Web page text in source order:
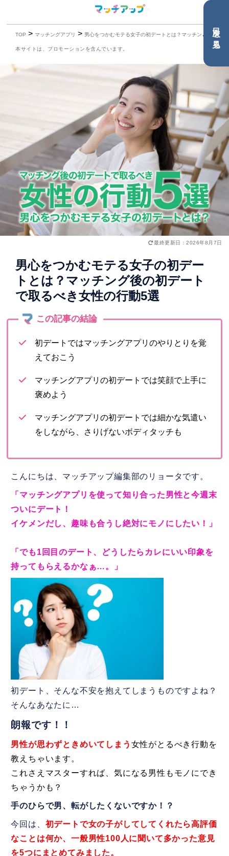
TOP >マッチングアプリ > 男心をつかむモテる女子の初デートとは？マッチング後の初デートで取るべき女性の行動5選
本サイトは、プロモーションを含んでいます。
最終更新日：2026年8月7日
男心をつかむモテる女子の初デー
トとは？マッチング後の初デート
で取るべき女性の行動5選
目次を見る
初デートではマッチングアプリのやりとりを覚
えておこう
マッチングアプリの初デートでは笑顔で上手に
褒めよう
マッチングアプリの初デートでは細かな気遣い
をしながら、さりげないボディタッチも
こんにちは、マッチアップ編集部のリョータです。
「マッチングアプリを使って知り合った男性と今週末
ついにデート！
イケメンだし、趣味も合うし絶対にモノにしたい！」
「でも1回目のデート、どうしたらカレにいい印象を
持ってもらえるかなぁ…。」
初デート、そんな不安を抱えてしまうものですよね？
そんなあなたに…
朗報です！！
男性が思わずときめいてしまう 女性がとるべき行動を
教えちゃいます。
これさえマスターすれば、気になる男性もモノにでき
ちゃうかも？
手のひらで男、転がしたくないですか！？
今回は、 初デートで女の子がしてしてくれたら高評価
なことは何か、一般男性100人に聞いて多かった意見
を5つにまとめてみました。